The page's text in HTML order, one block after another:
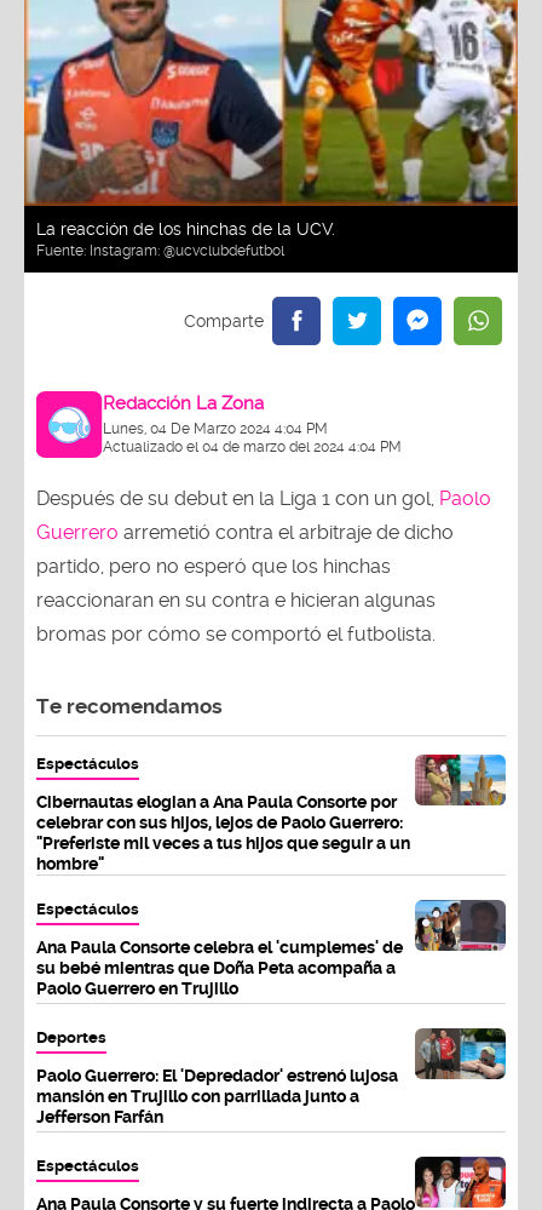
La reacción de los hinchas de la UCV.
Fuente: Instagram: @ucvclubdefutbol
Redacción La Zona
Lunes, 04 De Marzo 2024 4:04 PM
Actualizado el 04 de marzo del 2024 4:04 PM
Después de su debut en la Liga 1 con un gol, Paolo
Guerrero arremetió contra el arbitraje de dicho
partido, pero no esperó que los hinchas
reaccionaran en su contra e hicieran algunas
bromas por cómo se comportó el futbolista.
Te recomendamos
Espectáculos
Cibernautas elogian a Ana Paula Consorte por
celebrar con sus hijos, lejos de Paolo Guerrero:
"Preferiste mil veces a tus hijos que seguir a un
hombre"
Espectáculos
Ana Paula Consorte celebra el 'cumplemes' de
su bebé mientras que Doña Peta acompaña a
Paolo Guerrero en Trujillo
Deportes
Paolo Guerrero: El 'Depredador' estrenó lujosa
mansión en Trujillo con parrillada junto a
Jefferson Farfán
Espectáculos
Ana Paula Consorte y su fuerte indirecta a Paolo